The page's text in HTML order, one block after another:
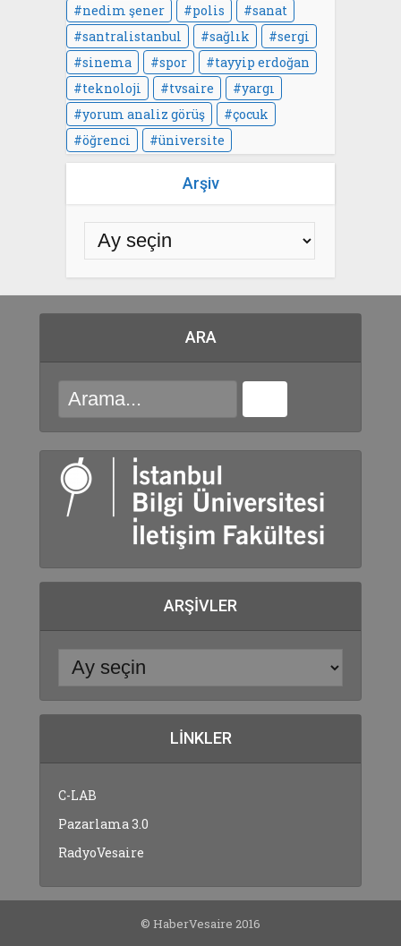
nedim şener
polis
sanat
santralistanbul
sağlık
sergi
sinema
spor
tayyip erdoğan
teknoloji
tvsaire
yargı
yorum analiz görüş
çocuk
öğrenci
üniversite
Arşiv
ARA
ARŞIVLER
LINKLER
C-LAB
Pazarlama 3.0
RadyoVesaire
© HaberVesaire 2016